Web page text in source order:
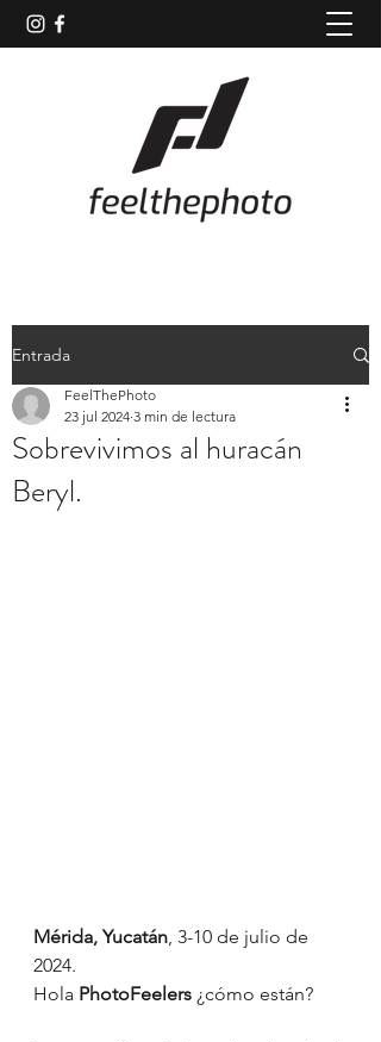
Entrada
Sobrevivimos al huracán
Beryl.
FeelThePhoto
23 jul 2024 3 min de lectura
Mérida, Yucatán, 3-10 de julio de
2024.
Hola PhotoFeelers ¿cómo están?